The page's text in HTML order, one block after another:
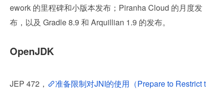
ework 的里程碑和小版本发布；Piranha Cloud 的月度发
布，以及 Gradle 8.9 和 Arquillian 1.9 的发布。
OpenJDK
JEP 472，
准备限制对JNI的使用（Prepare to Restrict t